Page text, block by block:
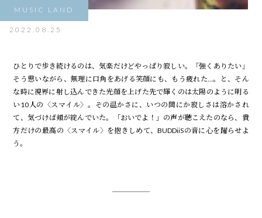
MUSIC LAND
2022.08.25
ひとりで歩き続けるのは、気楽だけどやっぱり寂しい。「強くありたい」
そう思いながら、無理に口角をあげる笑顔にも、もう疲れた…。と、そん
な時に視界に射し込んできた光――顔を上げた先で輝くのは太陽のように明る
い10人の〈スマイル〉。その温かさに、いつの間にか寂しさは溶かされ
て、気づけば頬が綻んでいた。「おいでよ！」の声が聴こえたのなら、貴
方だけの最高の〈スマイル〉を抱きしめて、BUDDiiSの音に心を躍らせよ
う。